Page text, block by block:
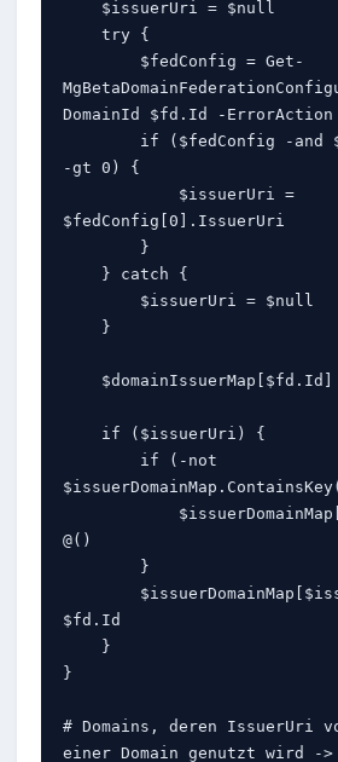
DomainId $fd.Id -ErrorAction
-gt 0) {
$fedConfig[0].IssuerUri
@()
$fd.Id
}
# Domains, deren IssuerUri
einer Domain genutzt wird ->